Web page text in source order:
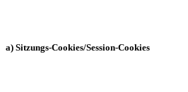
a) Sitzungs-Cookies/Session-Cookies